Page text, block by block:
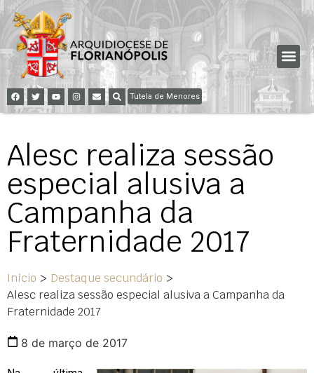
Tutela de Menores
Alesc realiza sessão
especial alusiva a
Campanha da
Fraternidade 2017
Início > Destaque secundário >
Alesc realiza sessão especial alusiva a Campanha da
Fraternidade 2017
8 de março de 2017